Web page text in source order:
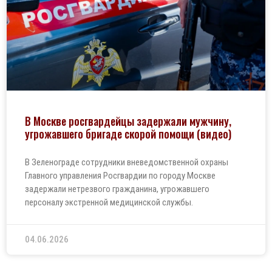
В Москве росгвардейцы задержали мужчину,
угрожавшего бригаде скорой помощи (видео)
В Зеленограде сотрудники вневедомственной охраны
Главного управления Росгвардии по городу Москве
задержали нетрезвого гражданина, угрожавшего
персоналу экстренной медицинской службы.
04.06.2026